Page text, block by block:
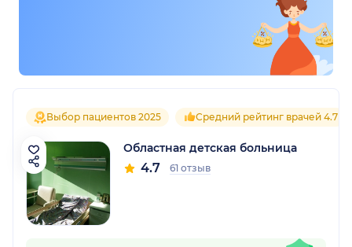
Выбор пациентов 2025 Средний рейтинг врачей 4.7
Областная детская больница
4.7 61 отзыв